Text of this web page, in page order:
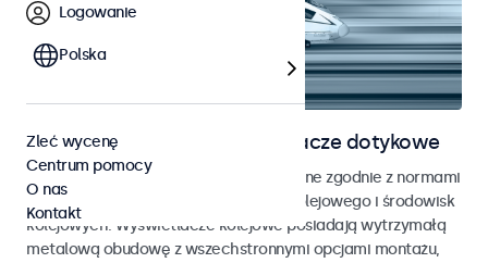
Monitory kolejowe i wyświetlacze dotykowe
Monitory i ekrany dotykowe opracowane zgodnie z normami
EN 50155 oraz EN 45545-2 dla taboru kolejowego i środowisk
kolejowych. Wyświetlacze kolejowe posiadają wytrzymałą
metalową obudowę z wszechstronnymi opcjami montażu,
Logowanie
Polska
Zleć wycenę
Centrum pomocy
O nas
Kontakt